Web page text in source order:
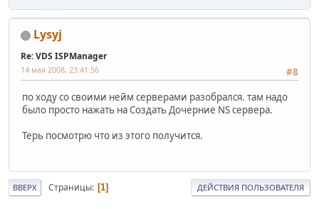
Lysyj
Re: VDS ISPManager
#8
14 мая 2008, 23:41:56
по ходу со своими нейм серверами разобрался. там надо
было просто нажать на Создать Дочерние NS сервера.
Терь посмотрю что из этого получится.
ВВЕРХ Страницы 1 ДЕЙСТВИЯ ПОЛЬЗОВАТЕЛЯ